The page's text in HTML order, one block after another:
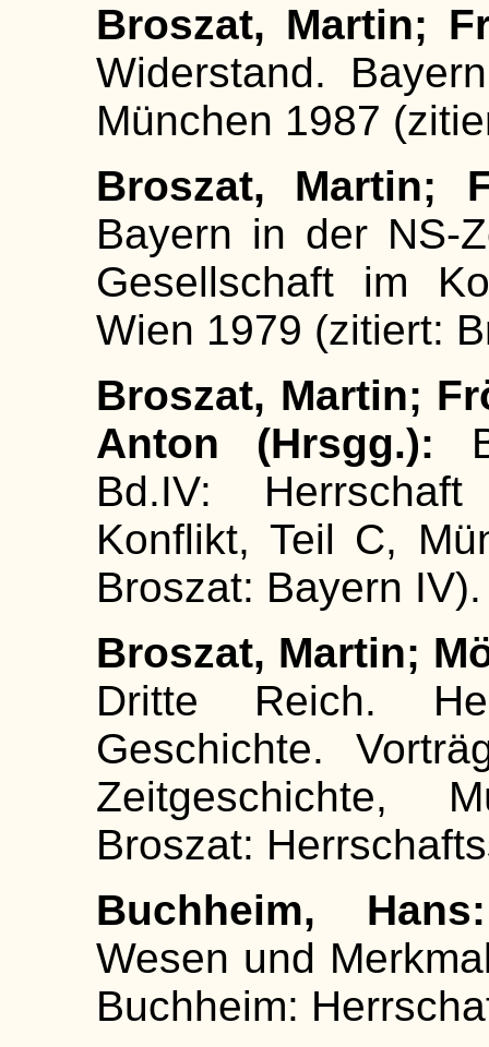
Broszat, Martin;
Widerstand.
München 1987
Broszat, Martin;
Bayern in der NS-
Gesellschaft im
Wien 1979 (zitiert:
Broszat, Martin;
Anton (Hrsgg.):
Bd.IV:
Konflikt, Teil C,
Broszat: Bayern IV).
Broszat, Martin;
Dritte Reich.
Geschichte.
Zeitgeschichte,
Broszat:
Buchheim, Hans:
Wesen und
Buchheim: